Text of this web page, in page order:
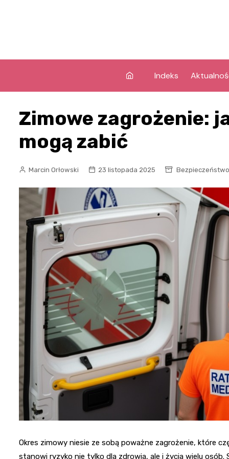
Indeks
Zimowe zagrożenie:
mogą zabić
Marcin Orłowski 23 listopada 2025 Bezpieczeństwo
Okres zimowy niesie ze sobą poważne zagrożenie, które
stanowi ryzyko nie tylko dla zdrowia, ale i życia wielu